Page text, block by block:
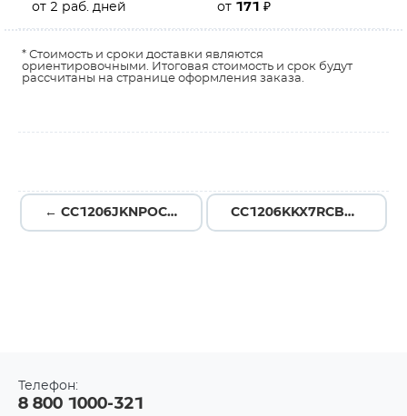
от 2 раб. дней от 171 ₽
* Стоимость и сроки доставки являются
ориентировочными. Итоговая стоимость и срок будут
рассчитаны на странице оформления заказа.
← CC1206JKNPOCBN470 CC1206KKX7RCBB222 →
Телефон:
8 800 1000-321